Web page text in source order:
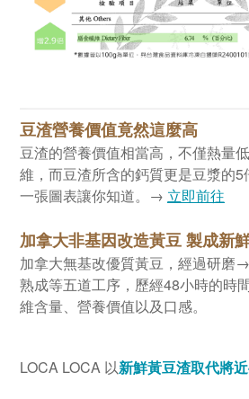
豆渣營養價值竟然這麼高
豆渣的營養價值相當高，不僅熱量
維，而豆渣所含的鈣質更是豆漿的5
一張圖表讓你知道。→​ 立即前往
加拿大非基因改造黃豆 製成​新
加拿大無基改優質黃豆，經過研
熟成等五道工序，歷經48小時的時
維含量、營養價值以及口感。
LOCA LOCA 以新鮮黃豆渣取代將